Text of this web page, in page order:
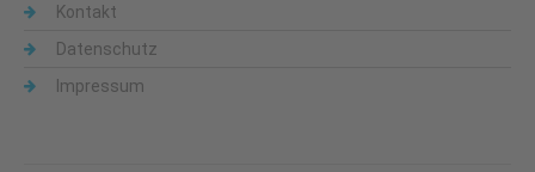
Kontakt
Datenschutz
Impressum